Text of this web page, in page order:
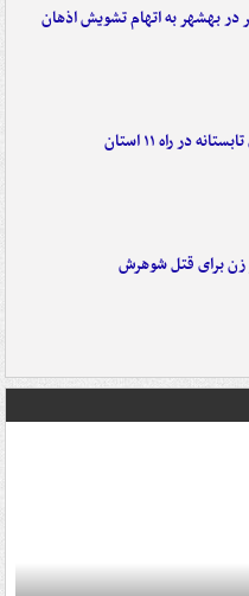
۶ نفر در بهشهر به اتهام تشویش اذهان
در راه ۱۱ استان
زن برای قتل شوهرش